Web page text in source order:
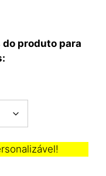
produto para